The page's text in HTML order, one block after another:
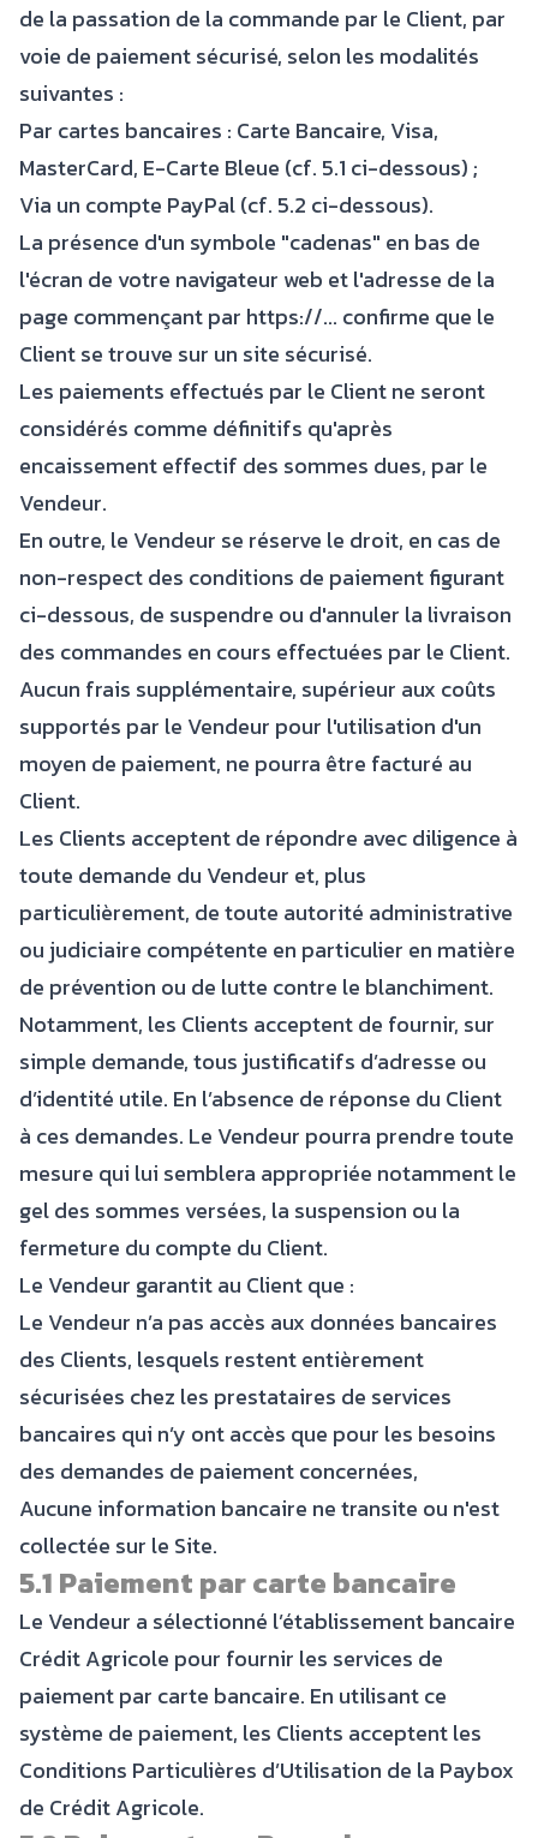
de la passation de la commande par le Client, par
voie de paiement sécurisé, selon les modalités
suivantes :
Par cartes bancaires : Carte Bancaire, Visa,
MasterCard, E-Carte Bleue (cf. 5.1 ci-dessous) ;
Via un compte PayPal (cf. 5.2 ci-dessous).
La présence d'un symbole "cadenas" en bas de
l'écran de votre navigateur web et l'adresse de la
page commençant par https://... confirme que le
Client se trouve sur un site sécurisé.
Les paiements effectués par le Client ne seront
considérés comme définitifs qu'après
encaissement effectif des sommes dues, par le
Vendeur.
En outre, le Vendeur se réserve le droit, en cas de
non-respect des conditions de paiement figurant
ci-dessous, de suspendre ou d'annuler la livraison
des commandes en cours effectuées par le Client.
Aucun frais supplémentaire, supérieur aux coûts
supportés par le Vendeur pour l'utilisation d'un
moyen de paiement, ne pourra être facturé au
Client.
Les Clients acceptent de répondre avec diligence à
toute demande du Vendeur et, plus
particulièrement, de toute autorité administrative
ou judiciaire compétente en particulier en matière
de prévention ou de lutte contre le blanchiment.
Notamment, les Clients acceptent de fournir, sur
simple demande, tous justificatifs d’adresse ou
d’identité utile. En l’absence de réponse du Client
à ces demandes. Le Vendeur pourra prendre toute
mesure qui lui semblera appropriée notamment le
gel des sommes versées, la suspension ou la
fermeture du compte du Client.
Le Vendeur garantit au Client que :
Le Vendeur n’a pas accès aux données bancaires
des Clients, lesquels restent entièrement
sécurisées chez les prestataires de services
bancaires qui n’y ont accès que pour les besoins
des demandes de paiement concernées,
Aucune information bancaire ne transite ou n'est
collectée sur le Site.
5.1 Paiement par carte bancaire
Le Vendeur a sélectionné l’établissement bancaire
Crédit Agricole pour fournir les services de
paiement par carte bancaire. En utilisant ce
système de paiement, les Clients acceptent les
Conditions Particulières d’Utilisation de la Paybox
de Crédit Agricole.